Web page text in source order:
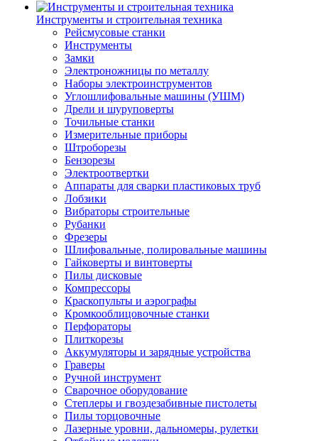
Инструменты и строительная техника
Рейсмусовые станки
Инструменты
Замки
Электроножницы по металлу
Наборы электроинструментов
Углошлифовальные машины (УШМ)
Дрели и шуруповерты
Точильные станки
Измерительные приборы
Штроборезы
Бензорезы
Электроотвертки
Аппараты для сварки пластиковых труб
Лобзики
Вибраторы строительные
Рубанки
Фрезеры
Шлифовальные, полировальные машины
Гайковерты и винтоверты
Пилы дисковые
Компрессоры
Краскопульты и аэрографы
Кромкооблицовочные станки
Перфораторы
Плиткорезы
Аккумуляторы и зарядные устройства
Граверы
Ручной инструмент
Сварочное оборудование
Степлеры и гвоздезабивные пистолеты
Пилы торцовочные
Лазерные уровни, дальномеры, рулетки